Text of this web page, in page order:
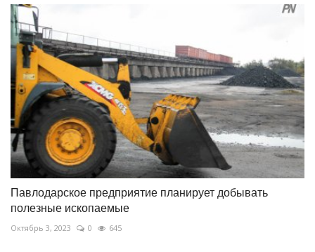
Павлодарское предприятие планирует добывать
полезные ископаемые
Октябрь 3, 2023 0 645